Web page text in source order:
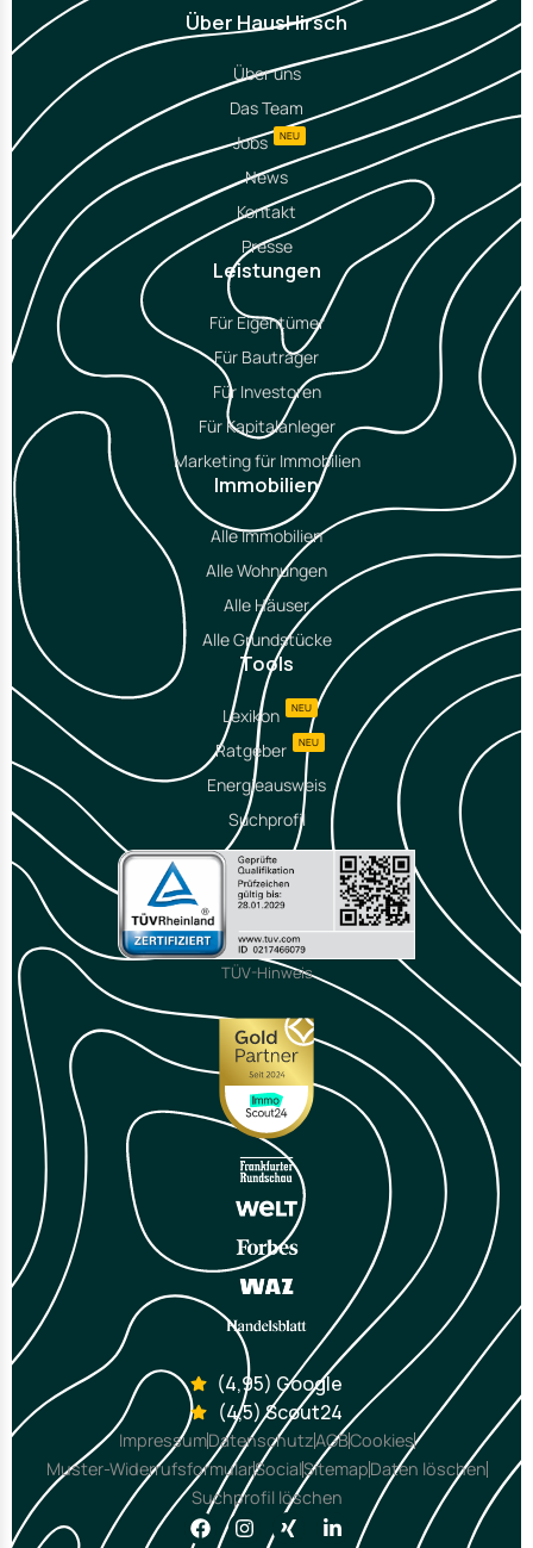
Über HausHirsch
Über uns
Das Team
Jobs
NEU
News
Kontakt
Presse
Leistungen
Für Eigentümer
Für Bauträger
Für Investoren
Für Kapitalanleger
Marketing für Immobilien
Immobilien
Alle Immobilien
Alle Wohnungen
Alle Häuser
Alle Grundstücke
Tools
Lexikon NEU
Ratgeber NEU
Energieausweis
Suchprofil
TÜV-Hinweis
(4,95) Google
(4,5) Scout24
ImpressumDatenschutzAGBCookies
Muster-WiderrufsformularSocialSitemapDaten löschen
Suchprofil löschen